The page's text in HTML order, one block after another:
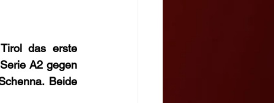
das erste
A2 gegen
Beide